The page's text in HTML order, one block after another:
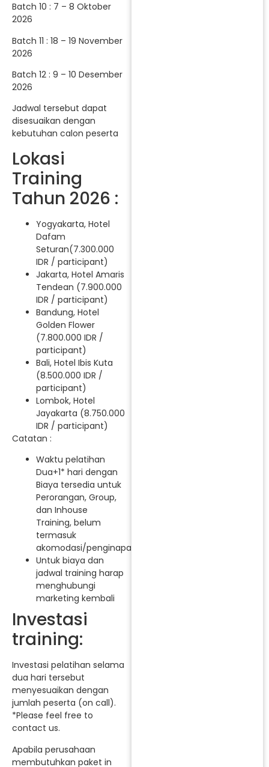
Batch 10 : 7 – 8 Oktober
2026
Batch 11 : 18 – 19 November
2026
Batch 12 : 9 – 10 Desember
2026
Jadwal tersebut dapat
disesuaikan dengan
kebutuhan calon peserta
Lokasi
Training
Tahun 2026 :
Yogyakarta, Hotel
Dafam
Seturan(7.300.000
IDR / participant)
Jakarta, Hotel Amaris
Tendean (7.900.000
IDR / participant)
Bandung, Hotel
Golden Flower
(7.800.000 IDR /
participant)
Bali, Hotel Ibis Kuta
(8.500.000 IDR /
participant)
Lombok, Hotel
Jayakarta (8.750.000
IDR / participant)
Catatan :
Waktu pelatihan
Dua+1* hari dengan
Biaya tersedia untuk
Perorangan, Group,
dan Inhouse
Training, belum
termasuk
akomodasi/penginapan.
Untuk biaya dan
jadwal training harap
menghubungi
marketing kembali
Investasi
training:
Investasi pelatihan selama
dua hari tersebut
menyesuaikan dengan
jumlah peserta (on call).
*Please feel free to
contact us.
Apabila perusahaan
membutuhkan paket in